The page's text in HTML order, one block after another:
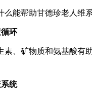
么能帮助甘德珍老人维
环
素、矿物质和氨基酸有
统